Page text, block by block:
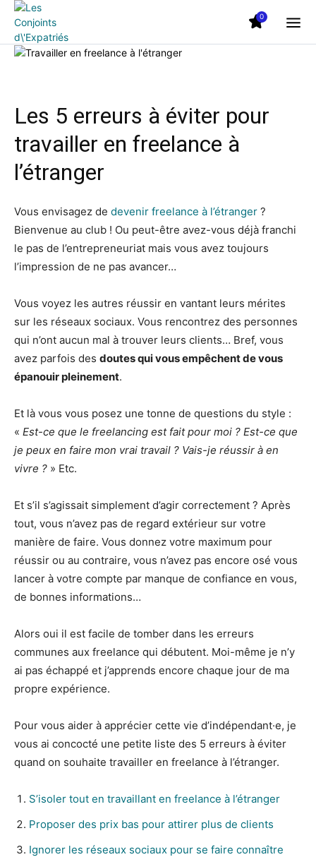
0
Les 5 erreurs à éviter pour
travailler en freelance à
l’étranger
Vous envisagez de devenir freelance à l’étranger ?
Bienvenue au club ! Ou peut-être avez-vous déjà franchi
le pas de l’entrepreneuriat mais vous avez toujours
l’impression de ne pas avancer…
Vous voyez les autres réussir en vantant leurs mérites
sur les réseaux sociaux. Vous rencontrez des personnes
qui n’ont aucun mal à trouver leurs clients… Bref, vous
avez parfois des doutes qui vous empêchent de vous
épanouir pleinement.
Et là vous vous posez une tonne de questions du style :
« Est-ce que le freelancing est fait pour moi ? Est-ce que
je peux en faire mon vrai travail ? Vais-je réussir à en
vivre ? » Etc.
Et s’il s’agissait simplement d’agir correctement ? Après
tout, vous n’avez pas de regard extérieur sur votre
manière de faire. Vous donnez votre maximum pour
réussir ou au contraire, vous n’avez pas encore osé vous
lancer à votre compte par manque de confiance en vous,
de bonnes informations…
Alors oui il est facile de tomber dans les erreurs
communes aux freelance qui débutent. Moi-même je n’y
ai pas échappé et j’apprends encore chaque jour de ma
propre expérience.
Pour vous aider à apprécier cette vie d’indépendant·e, je
vous ai concocté une petite liste des 5 erreurs à éviter
quand on souhaite travailler en freelance à l’étranger.
S’isoler tout en travaillant en freelance à l’étranger
Proposer des prix bas pour attirer plus de clients
Ignorer les réseaux sociaux pour se faire connaître